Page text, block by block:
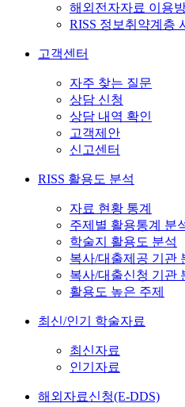
해외전자자료 이용
RISS 정보취약계층
고객센터
자주 찾는 질문
상담 신청
상담 내역 확인
고객제안
신고센터
RISS 활용도 분석
자료 현황 통계
주제별 활용통계 분
학술지 활용도 분석
복사/대출제공 기관
복사/대출신청 기관
활용도 높은 주제
최신/인기 학술자료
최신자료
인기자료
해외자료신청(E-DDS)